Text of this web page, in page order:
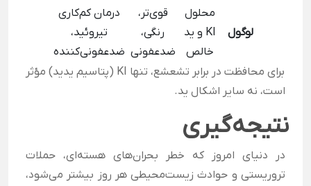
لوگول
محلول
KI و ید
خالص
قوی‌تر،
رنگی،
ضدعفونی
درمان کم‌کاری
تیروئید،
ضدعفونی‌کننده
برای محافظت در برابر تشعشع، تنها KI (پتاسیم یدید) مؤثر
است، نه سایر اشکال ید.
نتیجه‌گیری
در دنیای امروز که خطر بحران‌های هسته‌ای، حملات
تروریستی و حوادث زیست‌محیطی هر روز بیشتر می‌شود،